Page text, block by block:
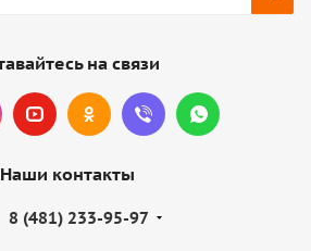
на связи
Наши контакты
8 (481) 233-95-97